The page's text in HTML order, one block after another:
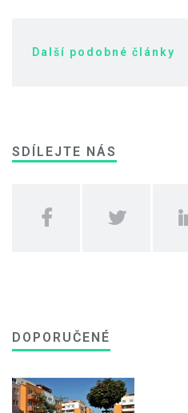
Další podobné články
SDÍLEJTE NÁS
DOPORUČENÉ